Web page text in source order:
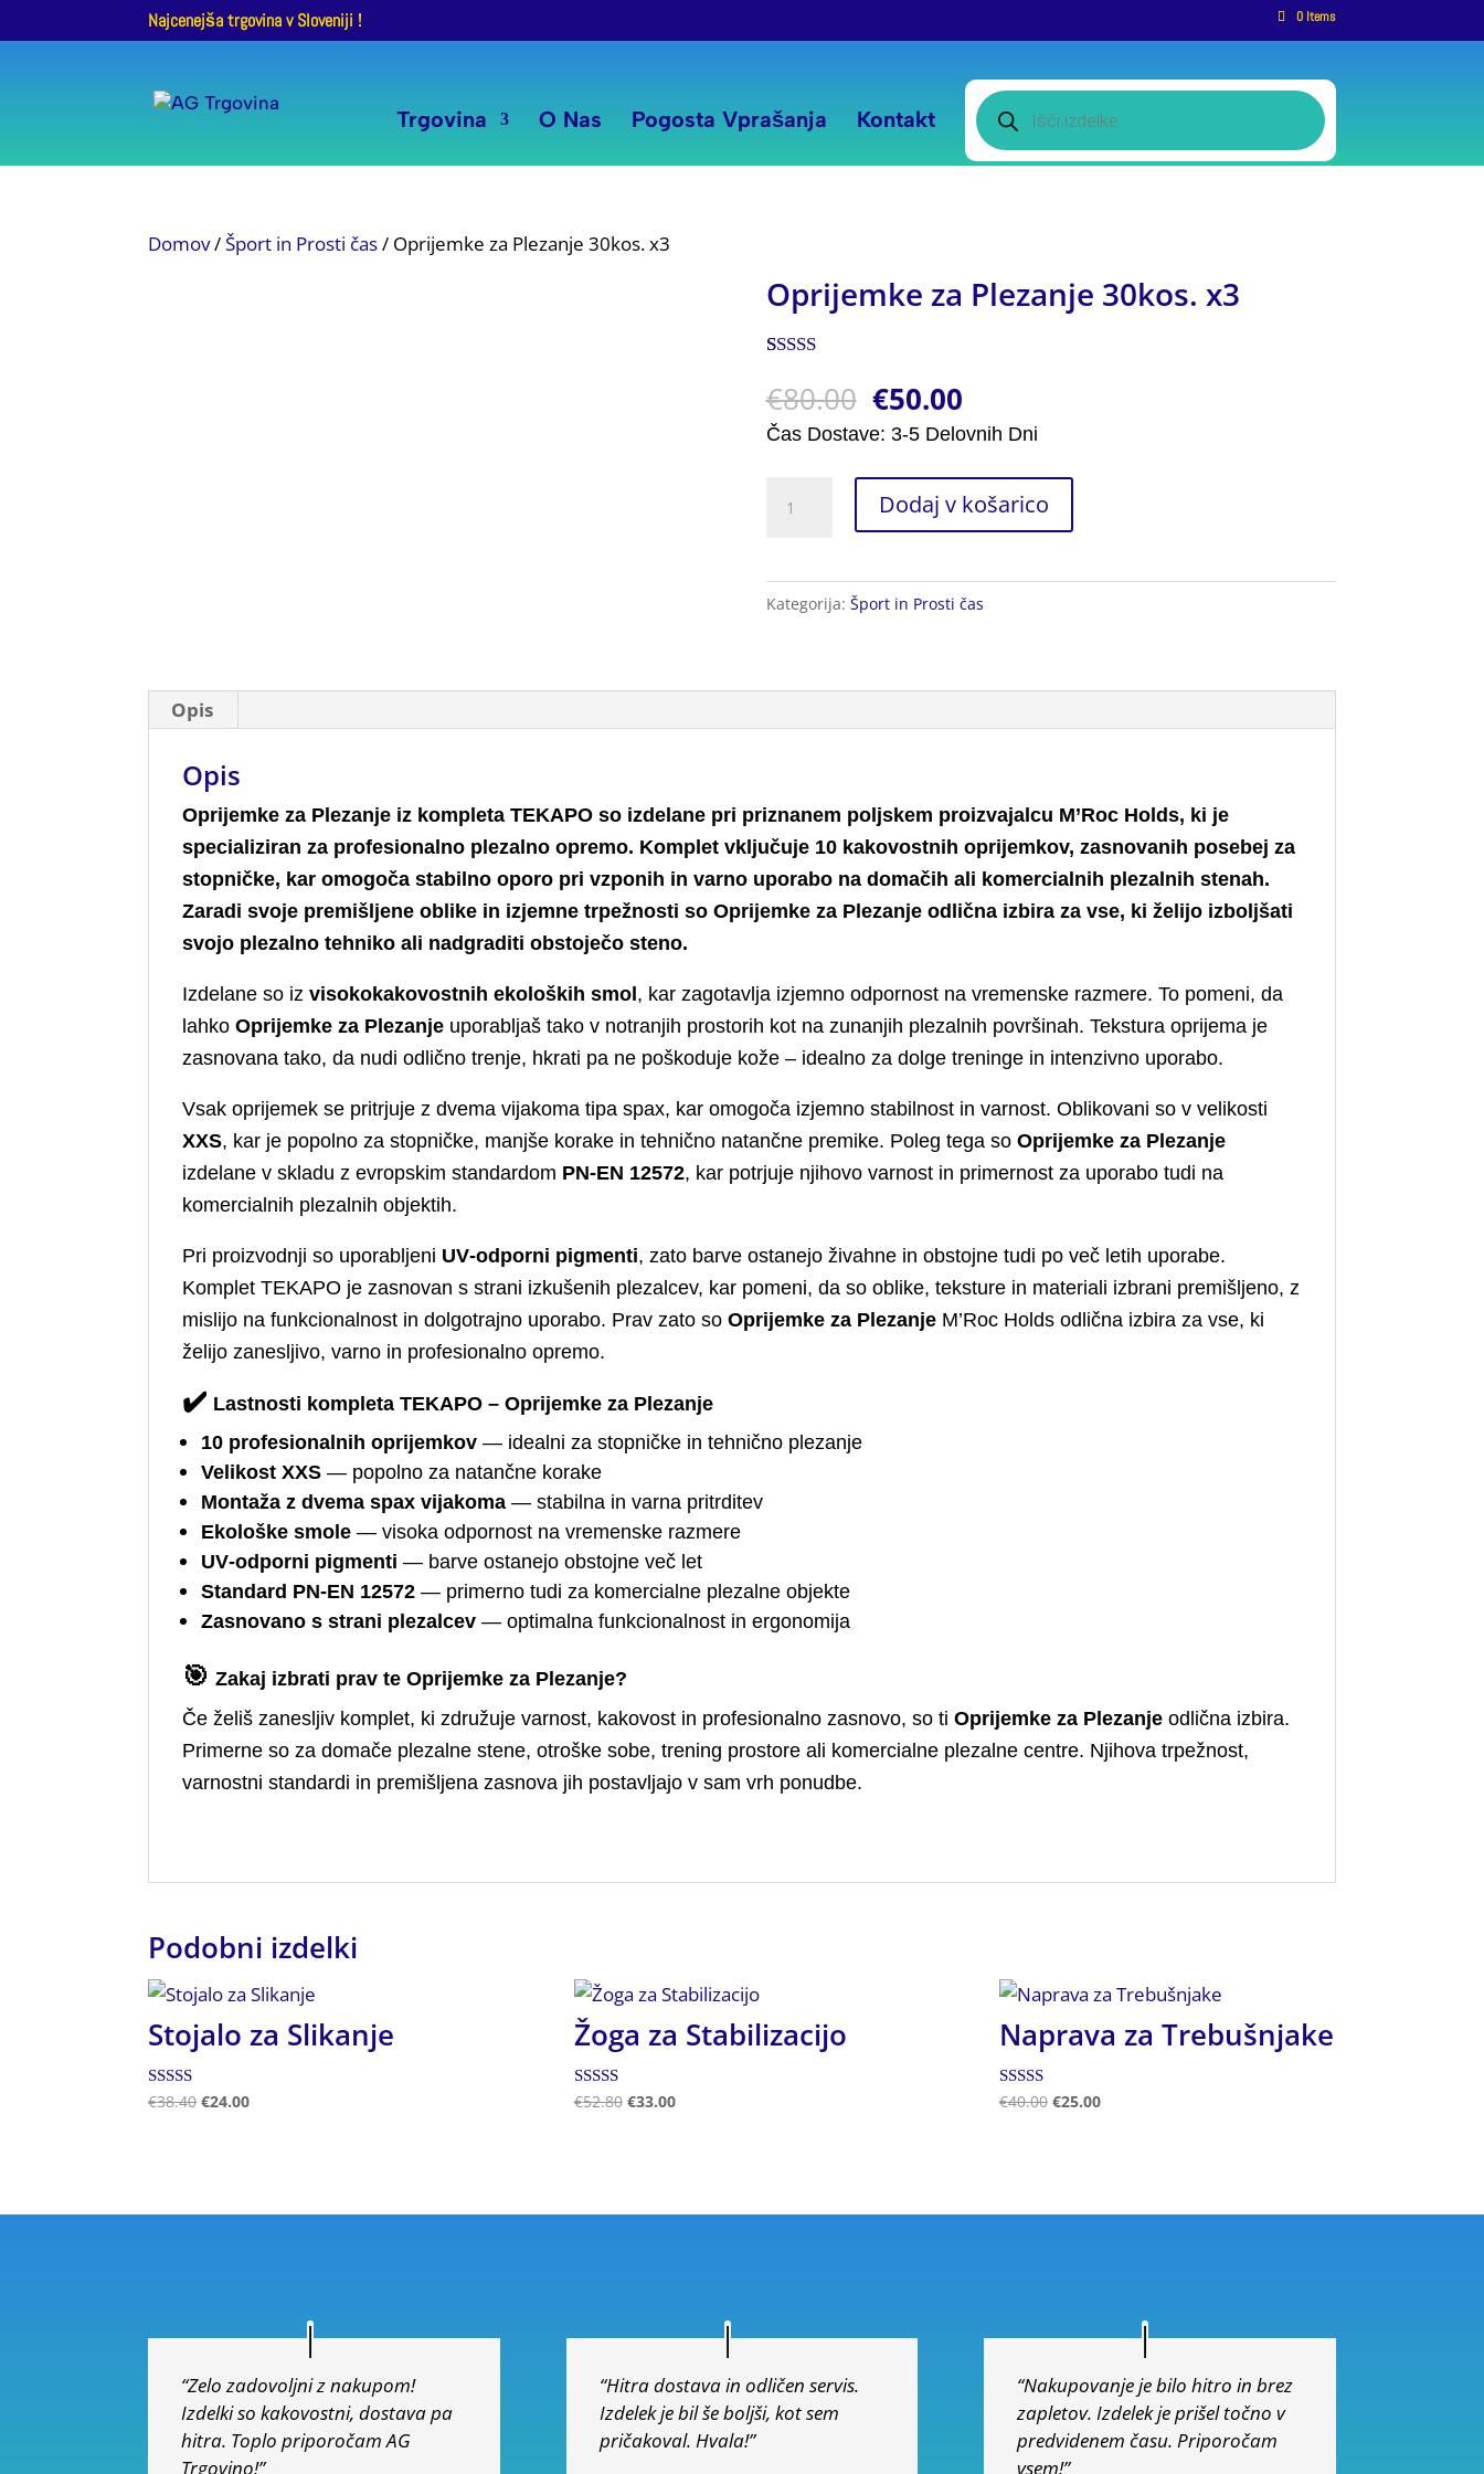
Najcenejša trgovina v Sloveniji ! 0 Items
Trgovina O Nas Pogosta Vprašanja Kontakt
Products
search
Domov/Šport in Prosti čas/ Oprijemke za Plezanje 30kos. x3
Oprijemke za Plezanje 30kos. x3
5.00od 5 na
podlagi
ocene
stranke
€80.00 €50.00
Čas Dostave: 3-5 Delovnih Dni
30kos.
x3
Dodaj v košarico
Kategorija: Šport in Prosti čas
Opis
Opis
Oprijemke za Plezanje iz kompleta TEKAPO so izdelane pri priznanem poljskem proizvajalcu M’Roc Holds, ki je
specializiran za profesionalno plezalno opremo. Komplet vključuje 10 kakovostnih oprijemkov, zasnovanih posebej za
stopničke, kar omogoča stabilno oporo pri vzponih in varno uporabo na domačih ali komercialnih plezalnih stenah.
Zaradi svoje premišljene oblike in izjemne trpežnosti so Oprijemke za Plezanje odlična izbira za vse, ki želijo izboljšati
svojo plezalno tehniko ali nadgraditi obstoječo steno.
Izdelane so izvisokokakovostnih ekoloških smol , kar zagotavlja izjemno odpornost na vremenske razmere. To pomeni, da
lahkoOprijemke za Plezanje uporabljaš tako v notranjih prostorih kot na zunanjih plezalnih površinah. Tekstura oprijema je
zasnovana tako, da nudi odlično trenje, hkrati pa ne poškoduje kože – idealno za dolge treninge in intenzivno uporabo.
Vsak oprijemek se pritrjuje z dvema vijakoma tipa spax, kar omogoča izjemno stabilnost in varnost. Oblikovani so v velikosti
XXS, kar je popolno za stopničke, manjše korake in tehnično natančne premike. Poleg tega soOprijemke za Plezanje
izdelane v skladu z evropskim standardom PN‑EN 12572, kar potrjuje njihovo varnost in primernost za uporabo tudi na
komercialnih plezalnih objektih.
Pri proizvodnji so uporabljeni UV‑odporni pigmenti, zato barve ostanejo živahne in obstojne tudi po več letih uporabe.
Komplet TEKAPO je zasnovan s strani izkušenih plezalcev, kar pomeni, da so oblike, teksture in materiali izbrani premišljeno, z
mislijo na funkcionalnost in dolgotrajno uporabo. Prav zato soOprijemke za Plezanje M’Roc Holds odlična izbira za vse, ki
želijo zanesljivo, varno in profesionalno opremo.
✔️ Lastnosti kompleta TEKAPO – Oprijemke za Plezanje
10 profesionalnih oprijemkov — idealni za stopničke in tehnično plezanje
Velikost XXS — popolno za natančne korake
Montaža z dvema spax vijakoma — stabilna in varna pritrditev
Ekološke smole — visoka odpornost na vremenske razmere
UV‑odporni pigmenti — barve ostanejo obstojne več let
Standard PN‑EN 12572 — primerno tudi za komercialne plezalne objekte
Zasnovano s strani plezalcev — optimalna funkcionalnost in ergonomija
🎯Zakaj izbrati prav te Oprijemke za Plezanje?
Če želiš zanesljiv komplet, ki združuje varnost, kakovost in profesionalno zasnovo, so tiOprijemke za Plezanje odlična izbira.
Primerne so za domače plezalne stene, otroške sobe, trening prostore ali komercialne plezalne centre. Njihova trpežnost,
varnostni standardi in premišljena zasnova jih postavljajo v sam vrh ponudbe.
Podobni izdelki
Stojalo za Slikanje
Ocenjeno
€38.40 €24.00
Žoga za Stabilizacijo
Ocenjeno
€52.80 €33.00
Naprava za Trebušnjake
Ocenjeno
€40.00 €25.00
“Zelo zadovoljni z nakupom!
Izdelki so kakovostni, dostava pa
hitra. Toplo priporočam AG
Trgovino!”
“Hitra dostava in odličen servis.
Izdelek je bil še boljši, kot sem
pričakoval. Hvala!”
“Nakupovanje je bilo hitro in brez
zapletov. Izdelek je prišel točno v
predvidenem času. Priporočam
vsem!”